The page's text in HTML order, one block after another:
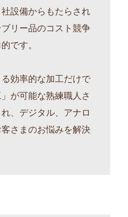
設備からもたらされ
リー品のコスト競争
です。
る効率的な加工だけで
が可能な熟練職人さ
、デジタル、アナロ
さまのお悩みを解決